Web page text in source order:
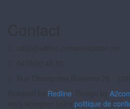
Contact
info[a]redline-communication.be
0478/20.42.83
Rue Champ des Buissons 28 -
Powered by Redline , Design by
vous acceptez notre politique de